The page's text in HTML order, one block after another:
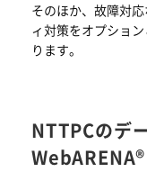
そのほか、故障対
ィ対策をオプショ
ります。
NTTPCのデ